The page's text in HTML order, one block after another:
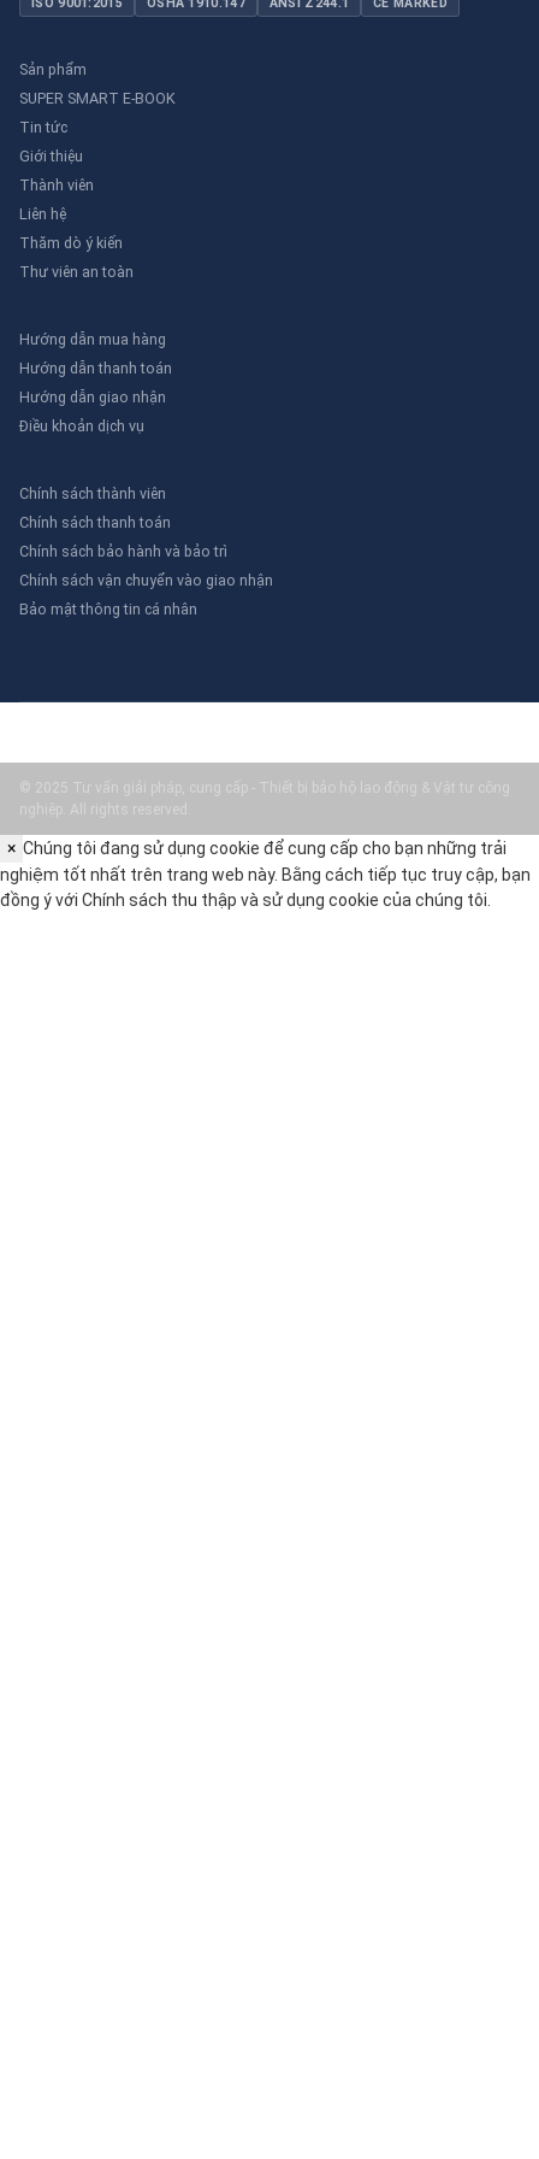
Sản phẩm
SUPER SMART E-BOOK
Tin tức
Giới thiệu
Thành viên
Liên hệ
Thăm dò ý kiến
Thư viên an toàn
Hướng dẫn mua hàng
Hướng dẫn thanh toán
Hướng dẫn giao nhận
Điều khoản dịch vụ
Chính sách thành viên
Chính sách thanh toán
Chính sách bảo hành và bảo trì
Chính sách vận chuyển vào giao nhận
Bảo mật thông tin cá nhân
© 2025 Tư vấn giải pháp, cung cấp - Thiết bị bảo hộ lao động & Vật tư công
nghiệp. All rights reserved.
× Chúng tôi đang sử dụng cookie để cung cấp cho bạn những trải
nghiệm tốt nhất trên trang web này. Bằng cách tiếp tục truy cập, bạn
đồng ý với Chính sách thu thập và sử dụng cookie của chúng tôi.